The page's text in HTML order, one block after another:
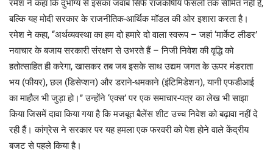
रमेश ने कहा कि दुर्भाग्य से इसका जवाब सिर्फ राजकोषीय फैसलों तक सीमित नहीं है,
बल्कि यह मोदी सरकार के राजनीतिक-आर्थिक मॉडल की ओर इशारा करता है।
रमेश ने कहा, ‘‘अर्थव्यवस्था का हम दो हमारे दो वाला स्वरूप – जहां ‘मार्केट लीडर’
नवाचार के बजाय सरकारी संरक्षण से उभरते हैं – निजी निवेश की वृद्धि को
हतोत्साहित ही करेगा, खासकर तब जब इसके साथ उद्यम जगत के ऊपर मंडराता
भय (फीयर), छल (डिसेप्शन) और डराने-धमकाने (इंटिमिडेशन), यानी एफडीआई
का माहौल भी जुड़ा हो।’’ उन्होंने ‘एक्स’ पर एक समाचार-पत्र का लेख भी साझा
किया जिसमें दावा किया गया है कि मजबूत बैलेंस शीट उच्च निवेश को बढ़ावा नहीं दे
रही हैं। कांग्रेस ने सरकार पर यह हमला एक फरवरी को पेश होने वाले केंद्रीय
बजट से पहले किया है।